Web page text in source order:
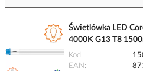
Świetlówka LED
4000K G13 T8
Kod
EAN